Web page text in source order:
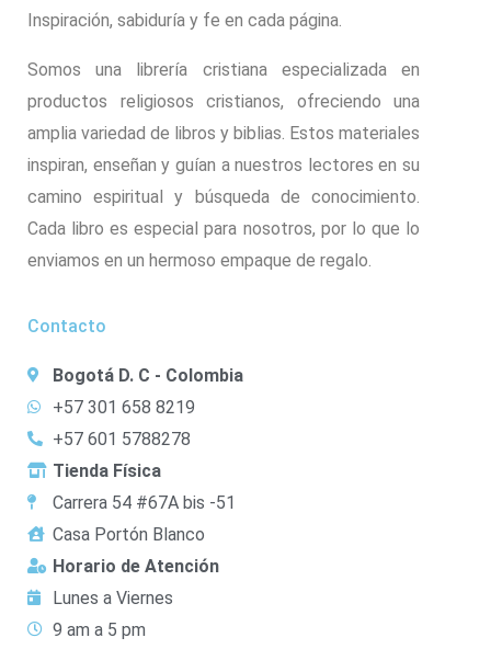
Inspiración, sabiduría y fe en cada página.
Somos una librería cristiana especializada en
productos religiosos cristianos, ofreciendo una
amplia variedad de libros y biblias. Estos materiales
inspiran, enseñan y guían a nuestros lectores en su
camino espiritual y búsqueda de conocimiento.
Cada libro es especial para nosotros, por lo que lo
enviamos en un hermoso empaque de regalo.
Contacto
Bogotá D. C - Colombia
+57 301 658 8219
+57 601 5788278
Tienda Física
Carrera 54 #67A bis -51
Casa Portón Blanco
Horario de Atención
Lunes a Viernes
9 am a 5 pm